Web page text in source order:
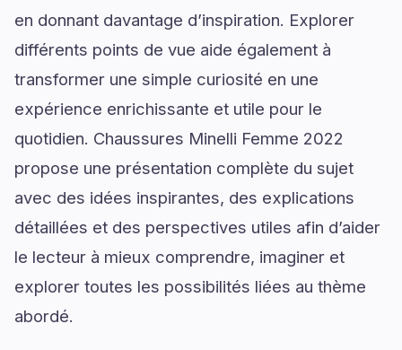
en donnant davantage d’inspiration. Explorer
différents points de vue aide également à
transformer une simple curiosité en une
expérience enrichissante et utile pour le
quotidien. Chaussures Minelli Femme 2022
propose une présentation complète du sujet
avec des idées inspirantes, des explications
détaillées et des perspectives utiles afin d’aider
le lecteur à mieux comprendre, imaginer et
explorer toutes les possibilités liées au thème
abordé.